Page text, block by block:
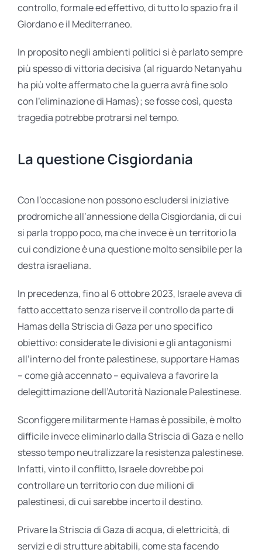
controllo, formale ed effettivo, di tutto lo spazio fra il
Giordano e il Mediterraneo.
In proposito negli ambienti politici si è parlato sempre
più spesso di vittoria decisiva (al riguardo Netanyahu
ha più volte affermato che la guerra avrà fine solo
con l’eliminazione di Hamas); se fosse così, questa
tragedia potrebbe protrarsi nel tempo.
La questione Cisgiordania
Con l’occasione non possono escludersi iniziative
prodromiche all’annessione della Cisgiordania, di cui
si parla troppo poco, ma che invece è un territorio la
cui condizione è una questione molto sensibile per la
destra israeliana.
In precedenza, fino al 6 ottobre 2023, Israele aveva di
fatto accettato senza riserve il controllo da parte di
Hamas della Striscia di Gaza per uno specifico
obiettivo: considerate le divisioni e gli antagonismi
all’interno del fronte palestinese, supportare Hamas
– come già accennato – equivaleva a favorire la
delegittimazione dell’Autorità Nazionale Palestinese.
Sconfiggere militarmente Hamas è possibile, è molto
difficile invece eliminarlo dalla Striscia di Gaza e nello
stesso tempo neutralizzare la resistenza palestinese.
Infatti, vinto il conflitto, Israele dovrebbe poi
controllare un territorio con due milioni di
palestinesi, di cui sarebbe incerto il destino.
Privare la Striscia di Gaza di acqua, di elettricità, di
servizi e di strutture abitabili, come sta facendo